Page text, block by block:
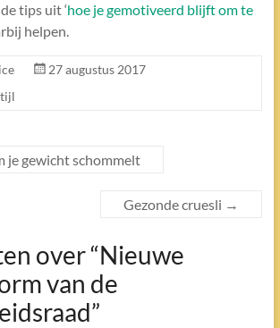
tips uit ‘hoe je gemotiveerd blijft om te
helpen.
27 augustus 2017
je gewicht schommelt
Gezonde cruesli →
over “Nieuwe
van de
”